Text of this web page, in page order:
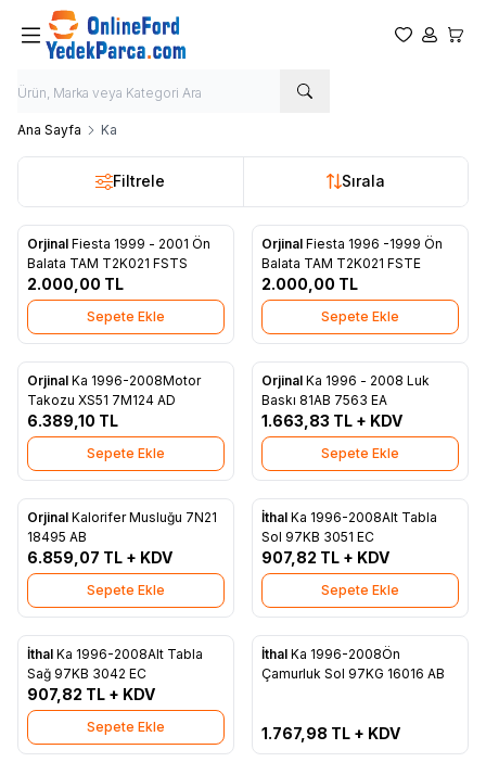
Favorilerim
Hesabım
Ana Sayfa Ka
Filtrele Sırala
Favorilere Ekle
Orjinal Fiesta 1999 - 2001 Ön
Balata TAM T2K021 FSTS
2.000,00 TL
Sepete Ekle
Favorilere Ekle
Orjinal Fiesta 1996 -1999 Ön
Balata TAM T2K021 FSTE
2.000,00 TL
Sepete Ekle
Favorilere Ekle
Orjinal Ka 1996-2008Motor
Takozu XS51 7M124 AD
6.389,10 TL
Sepete Ekle
Favorilere Ekle
Orjinal Ka 1996 - 2008 Luk
Baskı 81AB 7563 EA
1.663,83 TL + KDV
Sepete Ekle
Favorilere Ekle
Orjinal Kalorifer Musluğu 7N21
18495 AB
6.859,07 TL + KDV
Sepete Ekle
Favorilere Ekle
İthal Ka 1996-2008Alt Tabla
Sol 97KB 3051 EC
907,82 TL + KDV
Sepete Ekle
Favorilere Ekle
İthal Ka 1996-2008Alt Tabla
Sağ 97KB 3042 EC
907,82 TL + KDV
Sepete Ekle
Favorilere Ekle
Tükendi
İthal Ka 1996-2008Ön
Çamurluk Sol 97KG 16016 AB
1.767,98 TL + KDV